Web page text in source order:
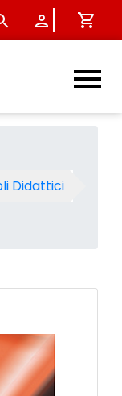
-
Didattici